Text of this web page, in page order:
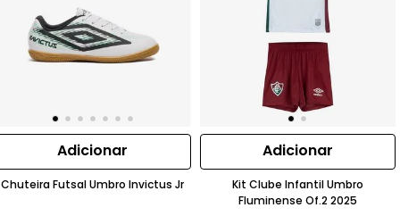
Adicionar
Chuteira Futsal Umbro Invictus Jr
Adicionar
Kit Clube Infantil Umbro
Fluminense Of.2 2025